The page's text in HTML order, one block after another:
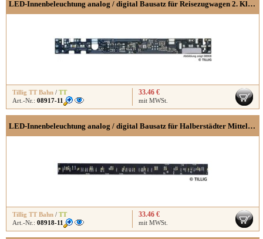
LED-Innenbeleuchtung analog / digital Bausatz für Reisezugwagen 2. Klasse Typ B, Y, Y/B70
Tillig TT Bahn / TT
Art.-Nr.: 08917-11
33.46 €
mit MWSt.
LED-Innenbeleuchtung analog / digital Bausatz für Halberstädter Mitteleinstiegswagen (Bmhe)
Tillig TT Bahn / TT
Art.-Nr.: 08918-11
33.46 €
mit MWSt.